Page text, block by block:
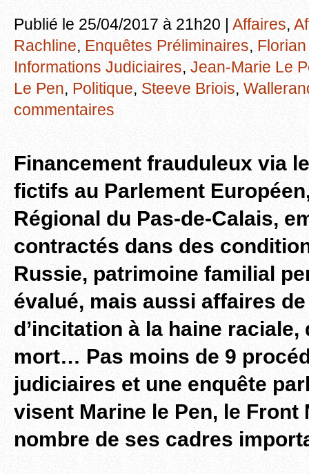
Publié le 25/04/2017 à 21h20 | Affaires,
Rachline, Enquêtes Préliminaires,
Informations Judiciaires, Jean-Marie Le
Le Pen, Politique, Steeve Briois,
commentaires
Financement frauduleux via
fictifs au Parlement
Régional du Pas-de-Calais,
contractés dans des
Russie, patrimoine familial
évalué, mais aussi affaires
d’incitation à la haine raciale,
mort… Pas moins de 9
judiciaires et une enquête
visent Marine le Pen, le Front
nombre de ses cadres